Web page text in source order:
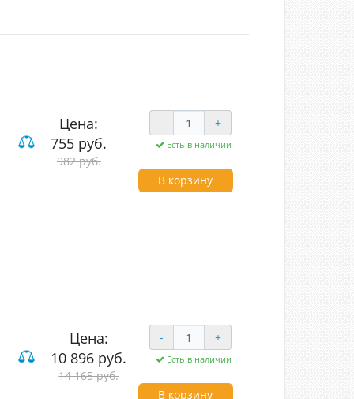
и компьютерные
Цена:
755 руб.
982 руб.
- +
Есть в наличии
В корзину
Цена:
10 896 руб.
14 165 руб.
- +
Есть в наличии
В корзину